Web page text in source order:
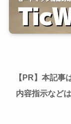
【PR】本記事
内容指示など